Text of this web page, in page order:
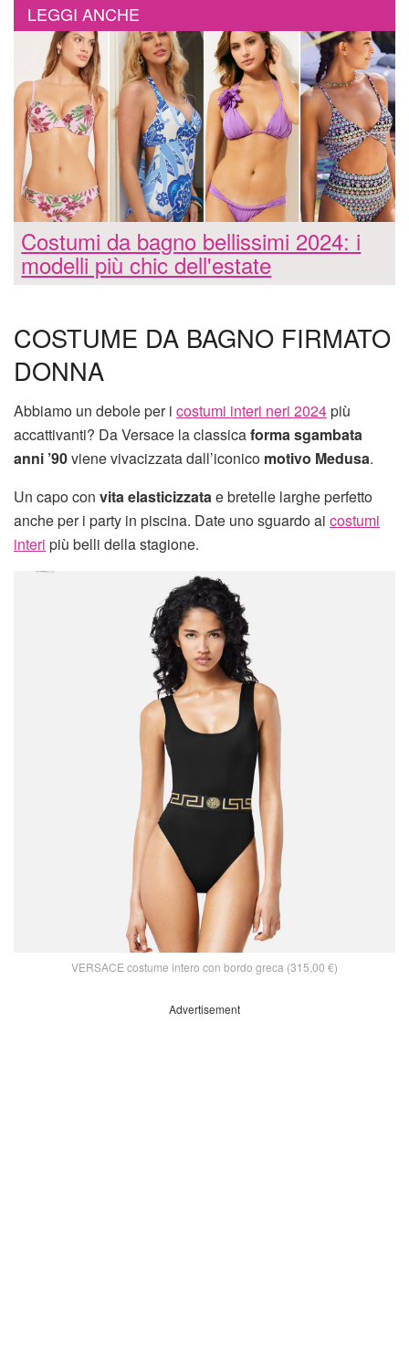
LEGGI ANCHE
Costumi da bagno bellissimi 2024: i
modelli più chic dell'estate
COSTUME DA BAGNO FIRMATO
DONNA
Abbiamo un debole per i costumi interi neri 2024più
accattivanti? Da Versace la classicaforma sgambata
anni ’90viene vivacizzata dall’iconico motivo Medusa.
Un capo con vita elasticizzatae bretelle larghe perfetto
anche per i party in piscina. Date uno sguardo ai costumi
interi più belli della stagione.
VERSACE costume intero con bordo greca (315,00 €)
Advertisement